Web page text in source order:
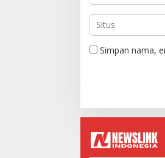
Simpan nama,